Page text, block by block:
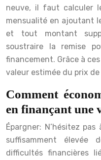
neuve, il faut calculer
mensualité en ajoutant
et tout montant
soustraire la remise
financement. Grâce à
valeur estimée du prix
Comment
en finançant une
Épargner: N’hésitez
suffisamment
difficultés financières